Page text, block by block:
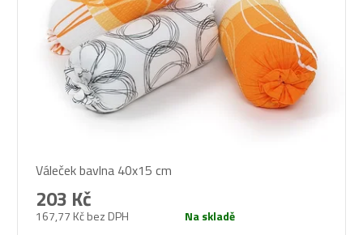
Váleček bavlna 40x15 cm
167,77 Kč bez DPH
203 Kč
Na skladě